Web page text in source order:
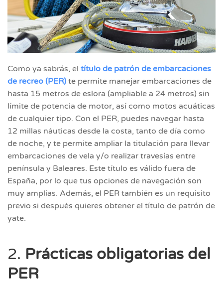
Como ya sabrás, el título de patrón de embarcaciones
de recreo (PER) te permite manejar embarcaciones de
hasta 15 metros de eslora (ampliable a 24 metros) sin
límite de potencia de motor, así como motos acuáticas
de cualquier tipo. Con el PER, puedes navegar hasta
12 millas náuticas desde la costa, tanto de día como
de noche, y te permite ampliar la titulación para llevar
embarcaciones de vela y/o realizar travesías entre
península y Baleares. Este título es válido fuera de
España, por lo que tus opciones de navegación son
muy amplias. Además, el PER también es un requisito
previo si después quieres obtener el título de patrón de
yate.
2. Prácticas obligatorias del
PER